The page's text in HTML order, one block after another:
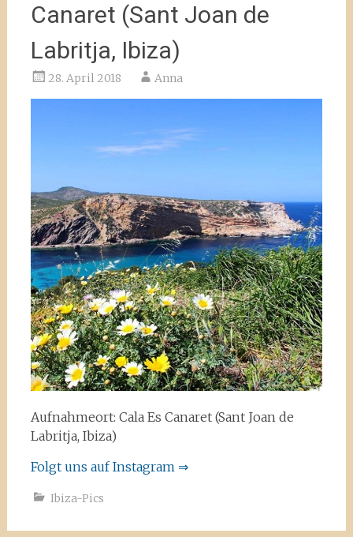
Canaret (Sant Joan de
Labritja, Ibiza)
28. April 2018 Anna
Aufnahmeort: Cala Es Canaret (Sant Joan de
Labritja, Ibiza)
Folgt uns auf Instagram ⇒
Ibiza-Pics